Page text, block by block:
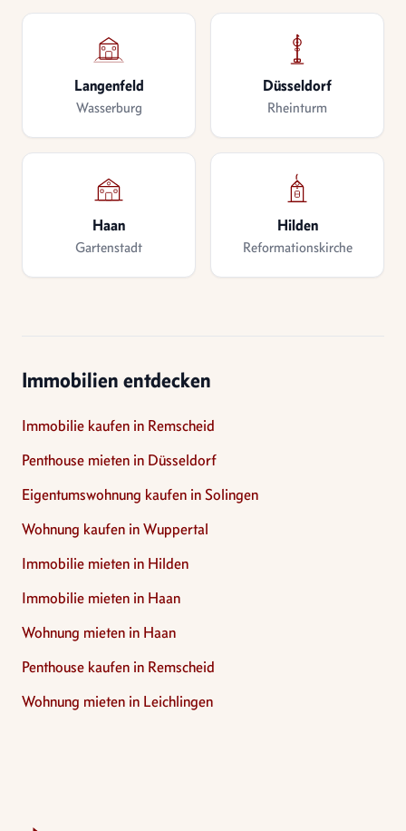
Langenfeld
Wasserburg
Düsseldorf
Rheinturm
Haan
Gartenstadt
Hilden
Reformationskirche
Immobilien entdecken
Immobilie kaufen in Remscheid
Penthouse mieten in Düsseldorf
Eigentumswohnung kaufen in Solingen
Wohnung kaufen in Wuppertal
Immobilie mieten in Hilden
Immobilie mieten in Haan
Wohnung mieten in Haan
Penthouse kaufen in Remscheid
Wohnung mieten in Leichlingen